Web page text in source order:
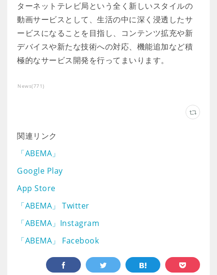
ターネットテレビ局という全く新しいスタイルの
動画サービスとして、生活の中に深く浸透したサ
ービスになることを目指し、コンテンツ拡充や新
デバイスや新たな技術への対応、機能追加など積
極的なサービス開発を行ってまいります。
News(771)
関連リンク
「ABEMA」
Google Play
App Store
「ABEMA」 Twitter
「ABEMA」Instagram
「ABEMA」 Facebook